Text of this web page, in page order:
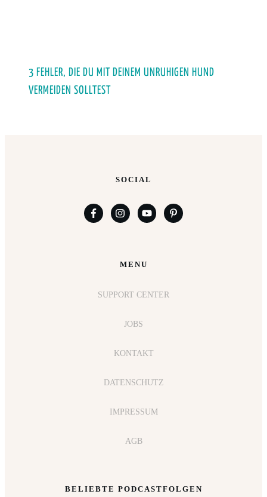
3 FEHLER, DIE DU MIT DEINEM UNRUHIGEN HUND
VERMEIDEN SOLLTEST
BELIEBTE PODCASTFOLGEN
MENU
SUPPORT CENTER
JOBS
KONTAKT
DATENSCHUTZ
IMPRESSUM
AGB
SOCIAL